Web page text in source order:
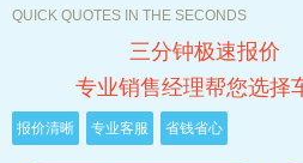
QUICK QUOTES IN THE SECONDS
三分钟极速报价
专业销售经理帮您选择
报价清晰 专业客服 省钱省心